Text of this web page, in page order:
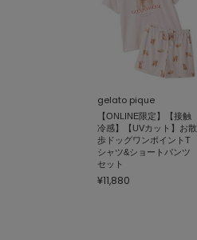
gelato pique
【ONLINE限定】【接触
冷感】【UVカット】お散
歩ドッグワンポイントT
シャツ&ショートパンツ
セット
¥11,880